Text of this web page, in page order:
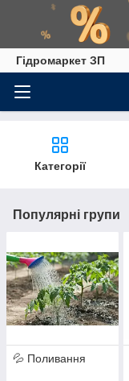
Гiдромаркет ЗП
Категорії
Популярні групи
💦 Поливання